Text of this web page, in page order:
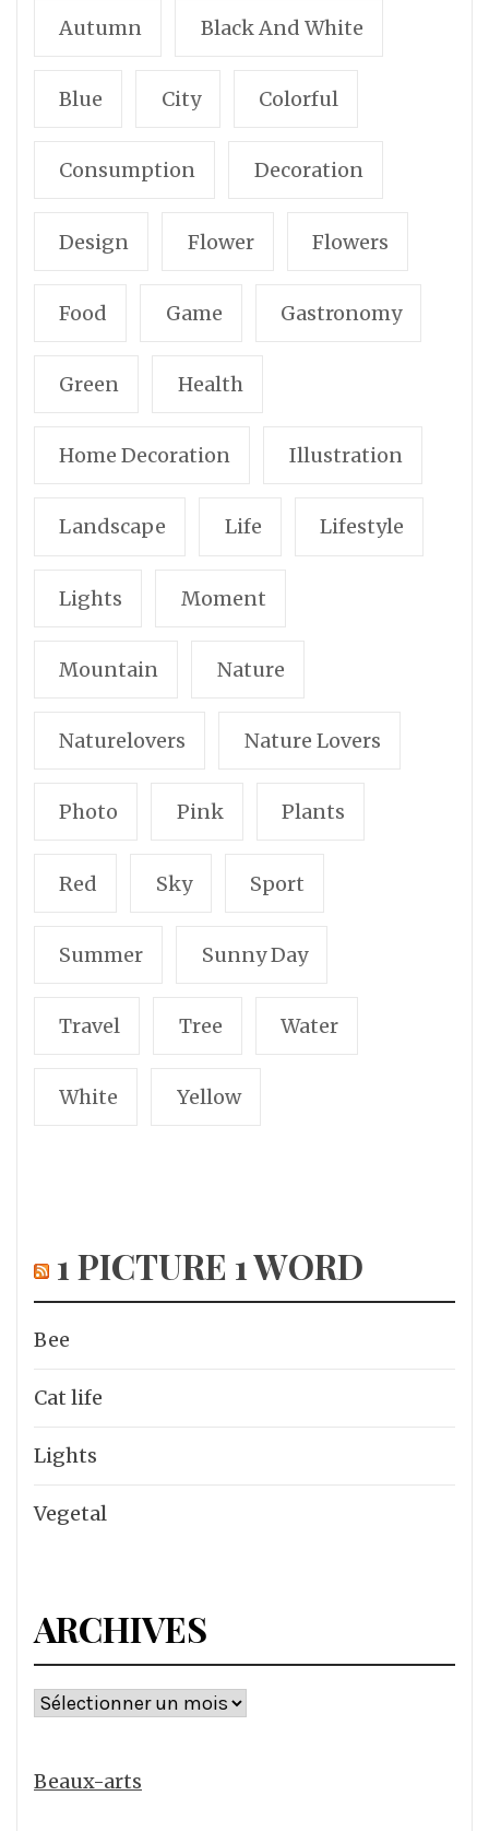
Autumn Black And White
Blue City Colorful
Consumption Decoration
Design Flower Flowers
Food Game Gastronomy
Green Health
Home Decoration Illustration
Landscape Life Lifestyle
Lights Moment
Mountain Nature
Naturelovers Nature Lovers
Photo Pink Plants
Red Sky Sport
Summer Sunny Day
Travel Tree Water
White Yellow
1 PICTURE 1 WORD
Bee
Cat life
Lights
Vegetal
ARCHIVES
Archives
Beaux-arts